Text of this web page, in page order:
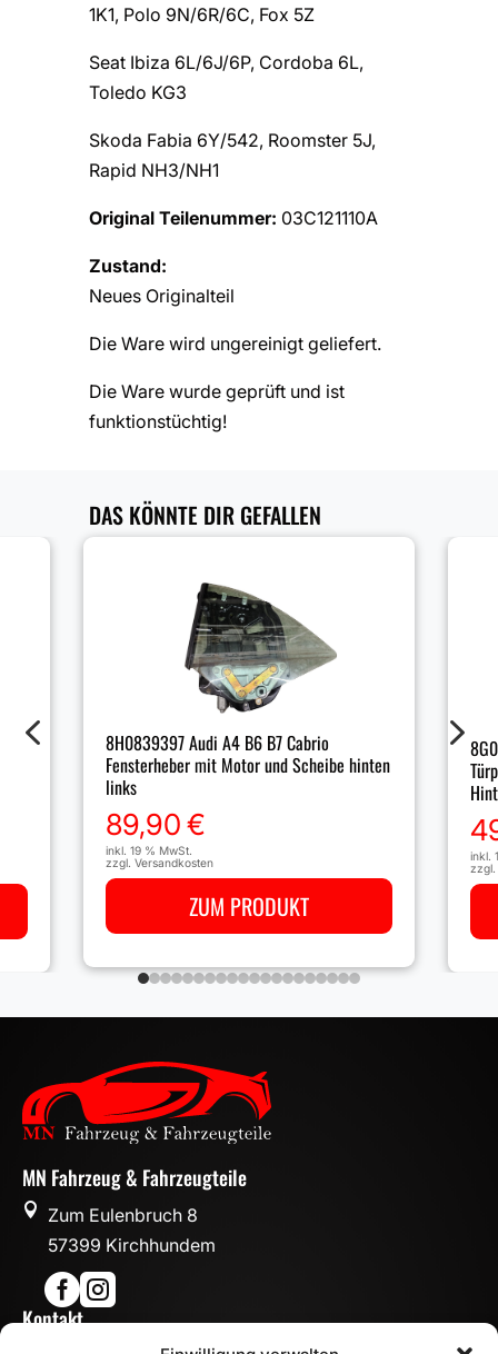
1K1, Polo 9N/6R/6C, Fox 5Z
Seat Ibiza 6L/6J/6P, Cordoba 6L,
Toledo KG3
Skoda Fabia 6Y/542, Roomster 5J,
Rapid NH3/NH1
Original Teilenummer: 03C121110A
Zustand:
Neues Originalteil
Die Ware wird ungereinigt geliefert.
Die Ware wurde geprüft und ist
funktionstüchtig!
DAS KÖNNTE DIR GEFALLEN
8H0839397 Audi A4 B6 B7 Cabrio
Fensterheber mit Motor und Scheibe hinten
links
89,90€
inkl. 19 % MwSt.
zzgl. Versandkosten
ZUM PRODUKT
inkl.
zzgl.
4 5
MN Fahrzeug & Fahrzeugteile

Zum Eulenbruch 8
57399 Kirchhundem

Kontakt